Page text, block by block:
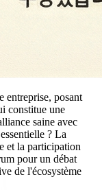
entreprise, posant
constitue une
saine avec
? La
et la participation
pour un débat
de l'écosystème